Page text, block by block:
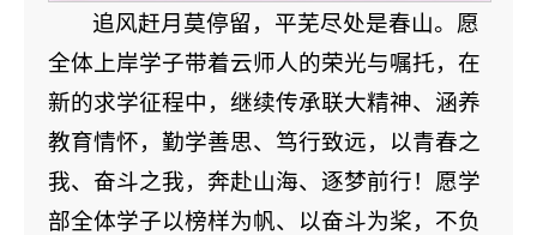
追风赶月莫停留，平芜尽处是春山。愿
全体上岸学子带着云师人的荣光与嘱托，在
新的求学征程中，继续传承联大精神、涵养
教育情怀，勤学善思、笃行致远，以青春之
我、奋斗之我，奔赴山海、逐梦前行！愿学
部全体学子以榜样为帆、以奋斗为桨，不负